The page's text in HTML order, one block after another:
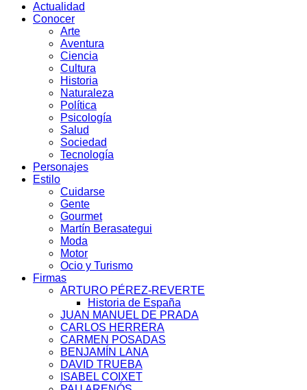
Actualidad
Conocer
Arte
Aventura
Ciencia
Cultura
Historia
Naturaleza
Política
Psicología
Salud
Sociedad
Tecnología
Personajes
Estilo
Cuidarse
Gente
Gourmet
Martín Berasategui
Moda
Motor
Ocio y Turismo
Firmas
ARTURO PÉREZ-REVERTE
Historia de España
JUAN MANUEL DE PRADA
CARLOS HERRERA
CARMEN POSADAS
BENJAMÍN LANA
DAVID TRUEBA
ISABEL COIXET